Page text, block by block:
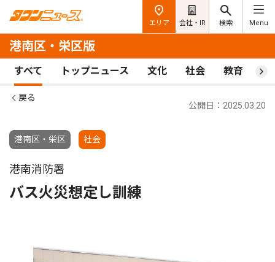
エリア 会社・IR 検索 Menu
港南区・栄区版
すべて トップニュース 文化 社会 教育 ス
戻る
港南区・栄区 社会
公開日：2025.03.20
港南消防署
バス火災想定し訓練